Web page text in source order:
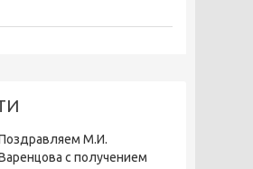
М.И.
с получением